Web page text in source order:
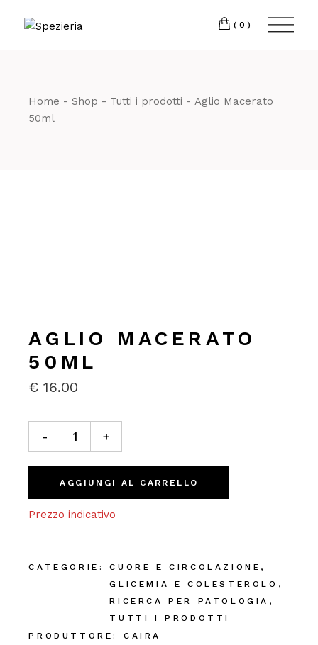
(0)
Home Shop Tutti i prodotti
Aglio Macerato
50ml
AGLIO MACERATO
50ML
€ 16.00
Aglio Macerato 50ml quantity
- +
AGGIUNGI AL CARRELLO
Prezzo indicativo
CATEGORIE: CUORE E CIRCOLAZIONE ,
GLICEMIA E COLESTEROLO ,
RICERCA PER PATOLOGIA ,
TUTTI I PRODOTTI
PRODUTTORE:
CAIRA
Telefono